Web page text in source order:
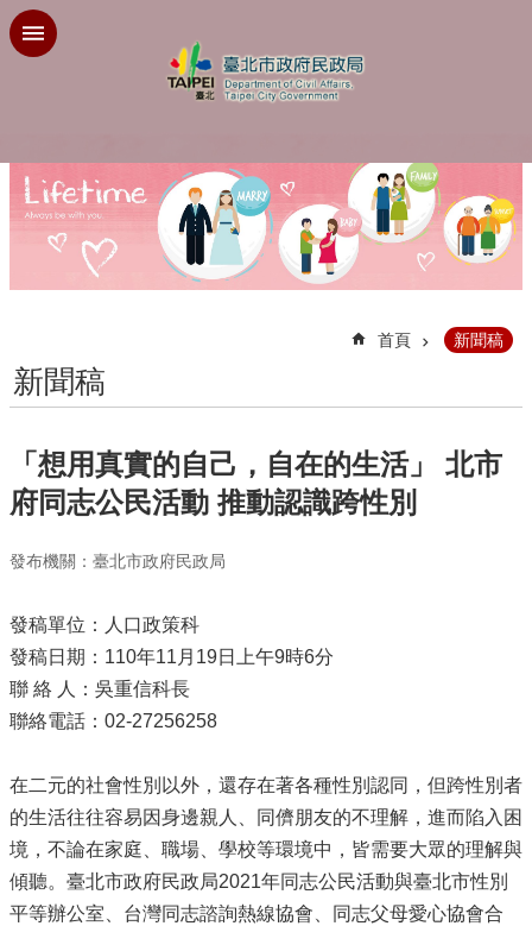
跳到主要內容區塊
首頁 新聞稿
新聞稿
「想用真實的自己，自在的生活」 北市
府同志公民活動 推動認識跨性別
發布機關：臺北市政府民政局
發稿單位：人口政策科
發稿日期：110年11月19日上午9時6分
聯 絡 人：吳重信科長
聯絡電話：02-27256258
在二元的社會性別以外，還存在著各種性別認同，但跨性別者
的生活往往容易因身邊親人、同儕朋友的不理解，進而陷入困
境，不論在家庭、職場、學校等環境中，皆需要大眾的理解與
傾聽。臺北市政府民政局2021年同志公民活動與臺北市性別
平等辦公室、台灣同志諮詢熱線協會、同志父母愛心協會合